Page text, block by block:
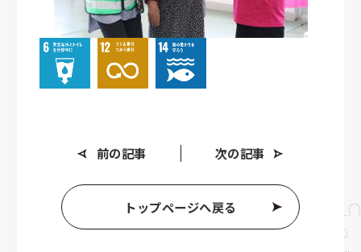
前の記事 次の記事
トップページへ戻る